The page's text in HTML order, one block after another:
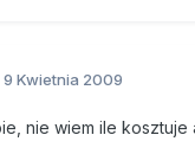
9 Kwietnia 2009
nie wiem ile